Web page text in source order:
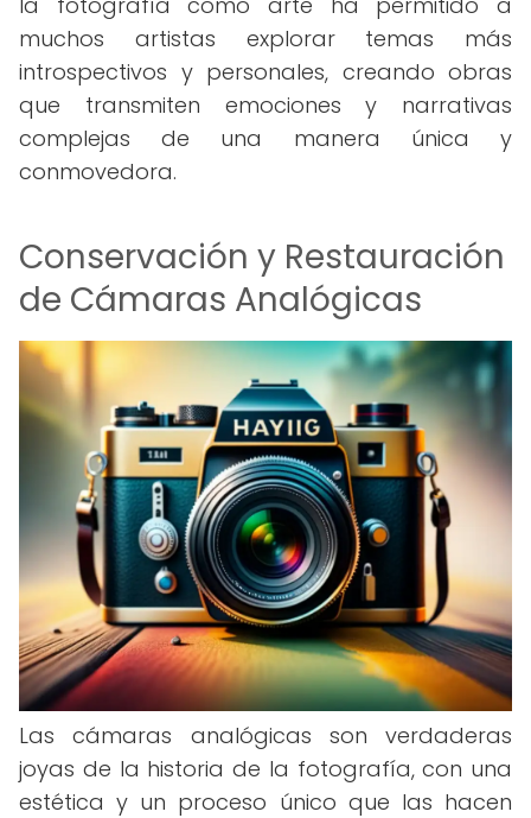
muchos artistas explorar temas más
introspectivos y personales, creando obras
que transmiten emociones y narrativas
complejas de una manera única y
conmovedora.
Conservación y Restauración
de Cámaras Analógicas
Las cámaras analógicas son verdaderas
joyas de la historia de la fotografía, con una
estética y un proceso único que las hacen